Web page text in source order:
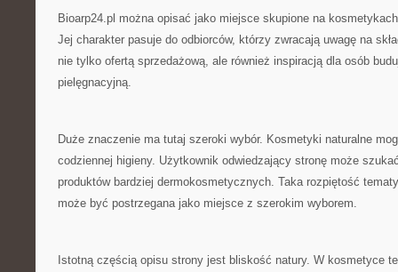
Bioarp24.pl można opisać jako miejsce skupione na
Jej charakter pasuje do odbiorców, którzy zwracają uwagę na
nie tylko ofertą sprzedażową, ale również inspiracją dla osób
pielęgnacyjną.
Duże znaczenie ma tutaj szeroki wybór. Kosmetyki naturalne
codziennej higieny. Użytkownik odwiedzający stronę może
produktów bardziej dermokosmetycznych. Taka rozpiętość
może być postrzegana jako miejsce z szerokim wyborem.
Istotną częścią opisu strony jest bliskość natury. W kosmetyce